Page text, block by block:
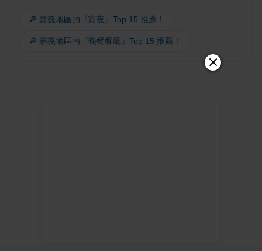
🔎 嘉義地區的『宵夜』Top 15 推薦！
🔎 嘉義地區的『晚餐餐廳』Top 15 推薦！